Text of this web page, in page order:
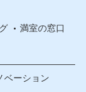
満室の窓口
ベーション